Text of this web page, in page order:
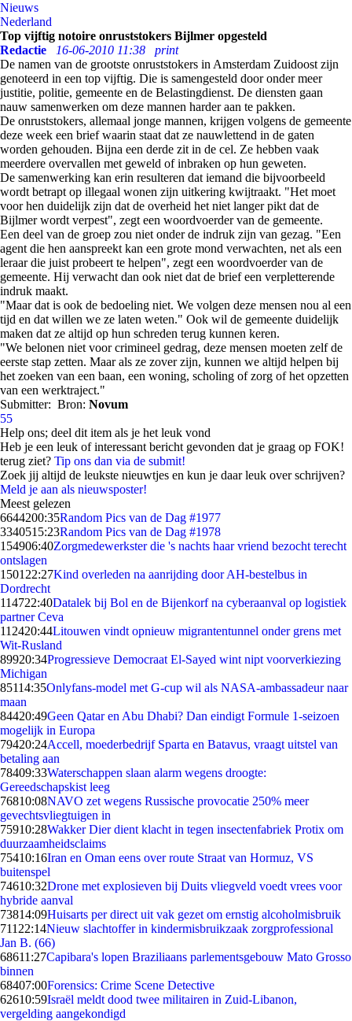
Nieuws
Nederland
Top vijftig notoire onruststokers Bijlmer opgesteld
Redactie
16-06-2010 11:38
print
De namen van de grootste onruststokers in Amsterdam Zuidoost zijn
genoteerd in een top vijftig. Die is samengesteld door onder meer
justitie, politie, gemeente en de Belastingdienst. De diensten gaan
nauw samenwerken om deze mannen harder aan te pakken.
De onruststokers, allemaal jonge mannen, krijgen volgens de gemeente
deze week een brief waarin staat dat ze nauwlettend in de gaten
worden gehouden. Bijna een derde zit in de cel. Ze hebben vaak
meerdere overvallen met geweld of inbraken op hun geweten.
De samenwerking kan erin resulteren dat iemand die bijvoorbeeld
wordt betrapt op illegaal wonen zijn uitkering kwijtraakt. "Het moet
voor hen duidelijk zijn dat de overheid het niet langer pikt dat de
Bijlmer wordt verpest", zegt een woordvoerder van de gemeente.
Een deel van de groep zou niet onder de indruk zijn van gezag. "Een
agent die hen aanspreekt kan een grote mond verwachten, net als een
leraar die juist probeert te helpen", zegt een woordvoerder van de
gemeente. Hij verwacht dan ook niet dat de brief een verpletterende
indruk maakt.
"Maar dat is ook de bedoeling niet. We volgen deze mensen nou al een
tijd en dat willen we ze laten weten." Ook wil de gemeente duidelijk
maken dat ze altijd op hun schreden terug kunnen keren.
"We belonen niet voor crimineel gedrag, deze mensen moeten zelf de
eerste stap zetten. Maar als ze zover zijn, kunnen we altijd helpen bij
het zoeken van een baan, een woning, scholing of zorg of het opzetten
van een werktraject."
Submitter: Bron: Novum
55
Help ons; deel dit item als je het leuk vond
Heb je een leuk of interessant bericht gevonden dat je graag op FOK!
terug ziet? Tip ons dan via de submit!
Zoek jij altijd de leukste nieuwtjes en kun je daar leuk over schrijven?
Meld je aan als nieuwsposter!
Meest gelezen
6644200:35Random Pics van de Dag #1977
3340515:23Random Pics van de Dag #1978
154906:40Zorgmedewerkster die 's nachts haar vriend bezocht terecht
ontslagen
1501 22:27Kind overleden na aanrijding door AH-bestelbus in
Dordrecht
114722:40Datalek bij Bol en de Bijenkorf na cyberaanval op logistiek
partner Ceva
112420:44Litouwen vindt opnieuw migrantentunnel onder grens met
Wit-Rusland
89920:34Progressieve Democraat El-Sayed wint nipt voorverkiezing
Michigan
85114:35Onlyfans-model met G-cup wil als NASA-ambassadeur naar
maan
84420:49Geen Qatar en Abu Dhabi? Dan eindigt Formule 1-seizoen
mogelijk in Europa
79420:24Accell, moederbedrijf Sparta en Batavus, vraagt uitstel van
betaling aan
78409:33Waterschappen slaan alarm wegens droogte:
Gereedschapskist leeg
76810:08NAVO zet wegens Russische provocatie 250% meer
gevechtsvliegtuigen in
75910:28Wakker Dier dient klacht in tegen insectenfabriek Protix om
duurzaamheidsclaims
75410:16Iran en Oman eens over route Straat van Hormuz, VS
buitenspel
74610:32Drone met explosieven bij Duits vliegveld voedt vrees voor
hybride aanval
73814:09Huisarts per direct uit vak gezet om ernstig alcoholmisbruik
711 22:14Nieuw slachtoffer in kindermisbruikzaak zorgprofessional
Jan B. (66)
68611:27Capibara's lopen Braziliaans parlementsgebouw Mato Grosso
binnen
68407:00Forensics: Crime Scene Detective
62610:59Israël meldt dood twee militairen in Zuid-Libanon,
vergelding aangekondigd